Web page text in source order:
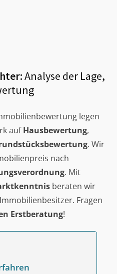
Analyse der Lage,
legen
aufHausbewertung,
. Wir
nach
. Mit
beraten wir
Fragen
Erstberatung!